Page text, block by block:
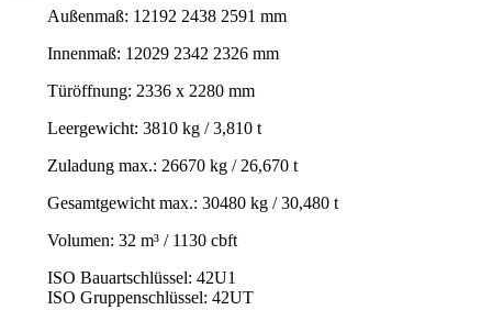
Außenmaß: 12192 2438 2591 mm
Innenmaß: 12029 2342 2326 mm
Türöffnung: 2336 x 2280 mm
Leergewicht: 3810 kg / 3,810 t
Zuladung max.: 26670 kg / 26,670 t
Gesamtgewicht max.: 30480 kg / 30,480 t
Volumen: 32 m³ / 1130 cbft
ISO Bauartschlüssel: 42U1
ISO Gruppenschlüssel: 42UT